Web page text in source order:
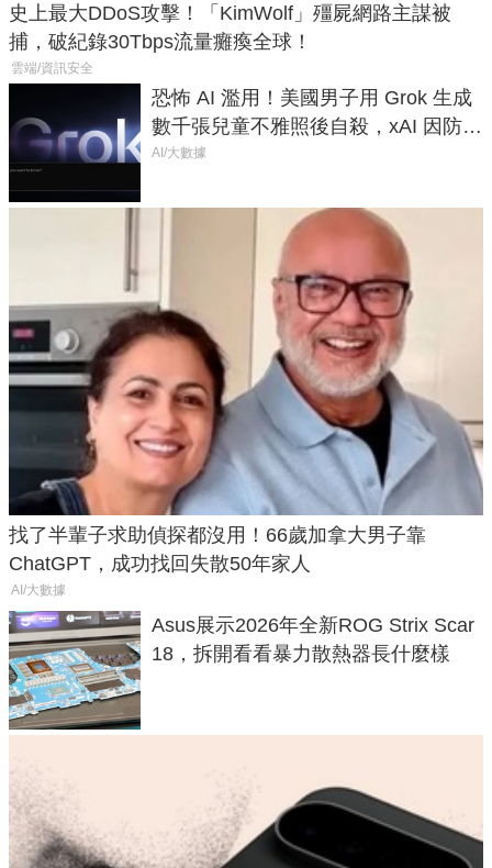
史上最大DDoS攻擊！「KimWolf」殭屍網路主謀被
捕，破紀錄30Tbps流量癱瘓全球！
雲端/資訊安全
恐怖 AI 濫用！美國男子用 Grok 生成
數千張兒童不雅照後自殺，xAI 因防護
失靈與不配合警方遭起訴
AI/大數據
找了半輩子求助偵探都沒用！66歲加拿大男子靠
ChatGPT，成功找回失散50年家人
AI/大數據
Asus展示2026年全新ROG Strix Scar
18，拆開看看暴力散熱器長什麼樣